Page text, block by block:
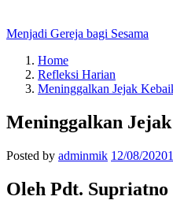
Menjadi Gereja bagi Sesama
Home
Refleksi Harian
Meninggalkan Jejak
Meninggalkan
Posted by adminmik 12/08/2020
Oleh Pdt. Supriatno